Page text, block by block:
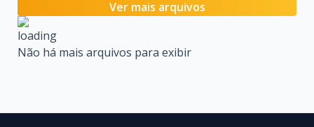
Ver mais arquivos
Não há mais arquivos para exibir